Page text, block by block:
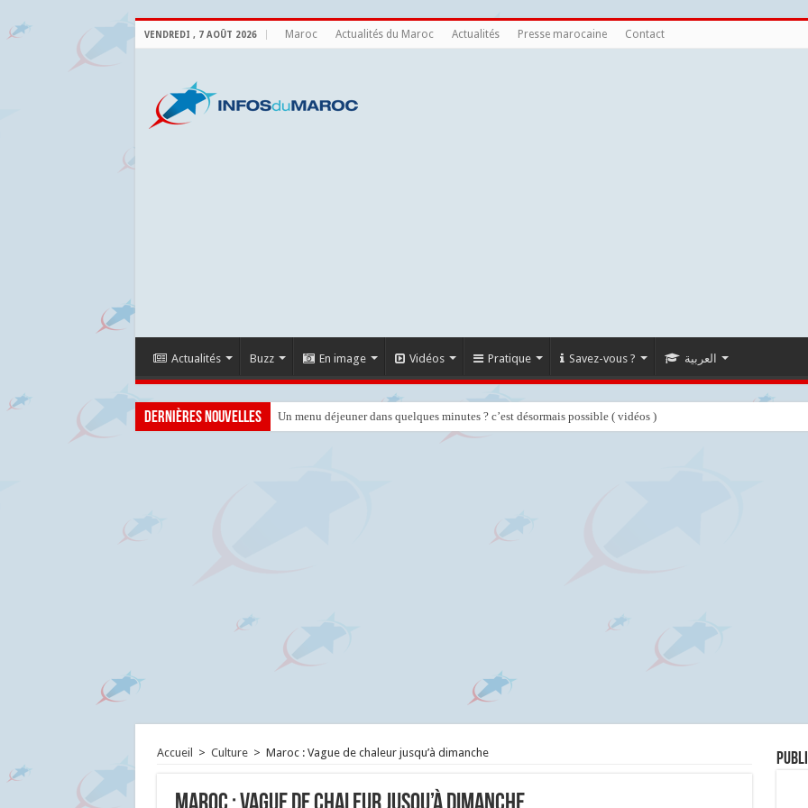
VENDREDI , 7 AOÛT 2026 Maroc Actualités du Maroc Actualités Presse marocaine Contact
Actualités Buzz En image Vidéos Pratique Savez-vous ? العربية
Dernières nouvelles Un menu déjeuner dans quelques minutes ? c’est désormais possible ( vidéos )
Accueil > Culture > Maroc : Vague de chaleur jusqu’à dimanche